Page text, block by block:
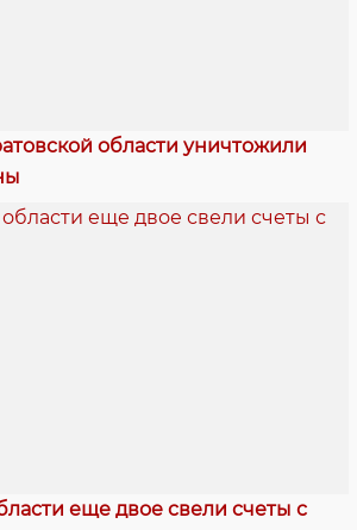
области уничтожили
еще двое свели счеты с